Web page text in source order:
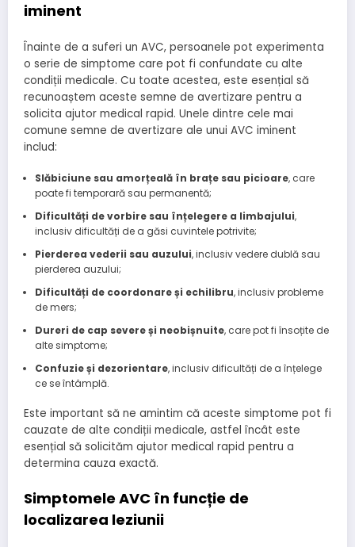
iminent
Înainte de a suferi un AVC, persoanele pot experimenta
o serie de simptome care pot fi confundate cu alte
condiții medicale. Cu toate acestea, este esențial să
recunoaștem aceste semne de avertizare pentru a
solicita ajutor medical rapid. Unele dintre cele mai
comune semne de avertizare ale unui AVC iminent
includ:
Slăbiciune sau amorțeală în brațe sau picioare, care
poate fi temporară sau permanentă;
Dificultăți de vorbire sau înțelegere a limbajului,
inclusiv dificultăți de a găsi cuvintele potrivite;
Pierderea vederii sau auzului, inclusiv vedere dublă sau
pierderea auzului;
Dificultăți de coordonare și echilibru, inclusiv probleme
de mers;
Dureri de cap severe și neobișnuite, care pot fi însoțite de
alte simptome;
Confuzie și dezorientare, inclusiv dificultăți de a înțelege
ce se întâmplă.
Este important să ne amintim că aceste simptome pot fi
cauzate de alte condiții medicale, astfel încât este
esențial să solicităm ajutor medical rapid pentru a
determina cauza exactă.
Simptomele AVC în funcție de
localizarea leziunii